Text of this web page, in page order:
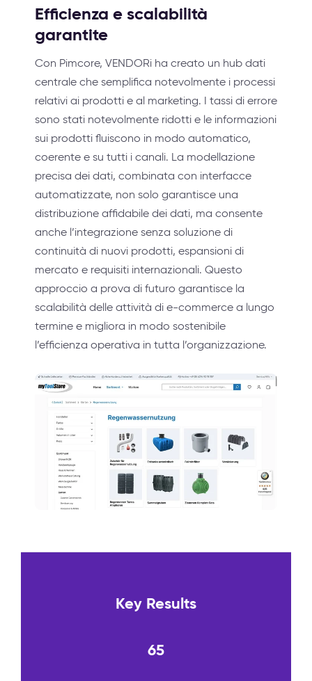
Efficienza e scalabilità
garantite
Con Pimcore, VENDORi ha creato un hub dati
centrale che semplifica notevolmente i processi
relativi ai prodotti e al marketing. I tassi di errore
sono stati notevolmente ridotti e le informazioni
sui prodotti fluiscono in modo automatico,
coerente e su tutti i canali. La modellazione
precisa dei dati, combinata con interfacce
automatizzate, non solo garantisce una
distribuzione affidabile dei dati, ma consente
anche l’integrazione senza soluzione di
continuità di nuovi prodotti, espansioni di
mercato e requisiti internazionali. Questo
approccio a prova di futuro garantisce la
scalabilità delle attività di e-commerce a lungo
termine e migliora in modo sostenibile
l’efficienza operativa in tutta l’organizzazione.
Key Results
65